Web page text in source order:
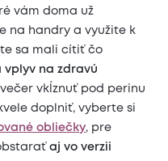
vám doma už
na handry a využite k
sa mali cítiť čo
vplyv na zdravú
vkĺznuť pod perinu
doplniť, vyberte si
obliečky, pre
aj vo verzii